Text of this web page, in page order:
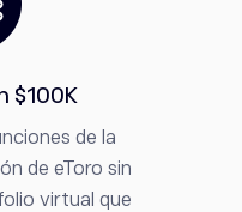
$100K
de la
de eToro sin
virtual que